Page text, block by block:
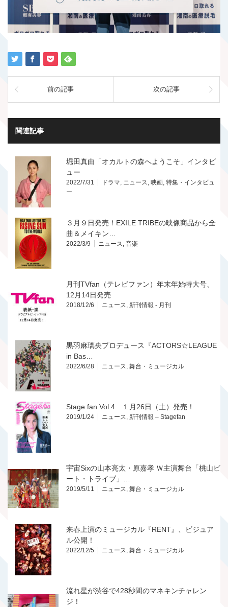
前の記事 次の記事
関連記事
堀田真由「オカルトの森へようこそ」インタビ
ュー
2022/7/31 ドラマ, ニュース, 映画, 特集・インタビュ
ー
３月９日発売！EXILE TRIBEの映像商品から全
曲＆メイキン…
2022/3/9 ニュース, 音楽
月刊TVfan（テレビファン）年末年始特大号、
12月14日発売
2018/12/6 ニュース, 新刊情報 - 月刊
黒羽麻璃央プロデュース『ACTORS☆LEAGUE
in Bas…
2022/6/28 ニュース, 舞台・ミュージカル
Stage fan Vol.4 １月26日（土）発売！
2019/1/24 ニュース, 新刊情報 – Stagefan
宇宙Sixの山本亮太・原嘉孝 Ｗ主演舞台「桃山ビ
ート・トライブ」…
2019/5/11 ニュース, 舞台・ミュージカル
来春上演のミュージカル『RENT』、ビジュア
ル公開！
2022/12/5 ニュース, 舞台・ミュージカル
流れ星が渋谷で428秒間のマネキンチャレン
ジ！